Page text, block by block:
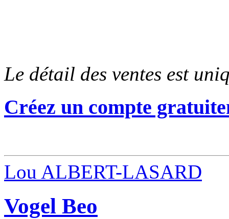
Le détail des ventes est
Créez un compte
Lou ALBERT-LASARD
Vogel Beo